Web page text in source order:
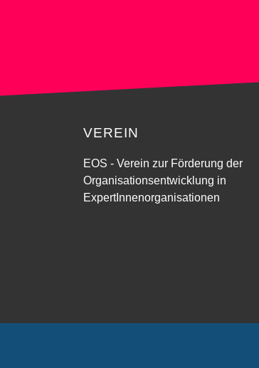
VEREIN
EOS - Verein zur Förderung der
Organisationsentwicklung in
ExpertInnenorganisationen